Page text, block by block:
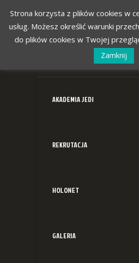
AKADEMIA JEDI
REKRUTACJA
HOLONET
GALERIA
Strona korzysta z plików cookies w
usług. Możesz określić warunki
do plików cookies w Twojej
Zamknij